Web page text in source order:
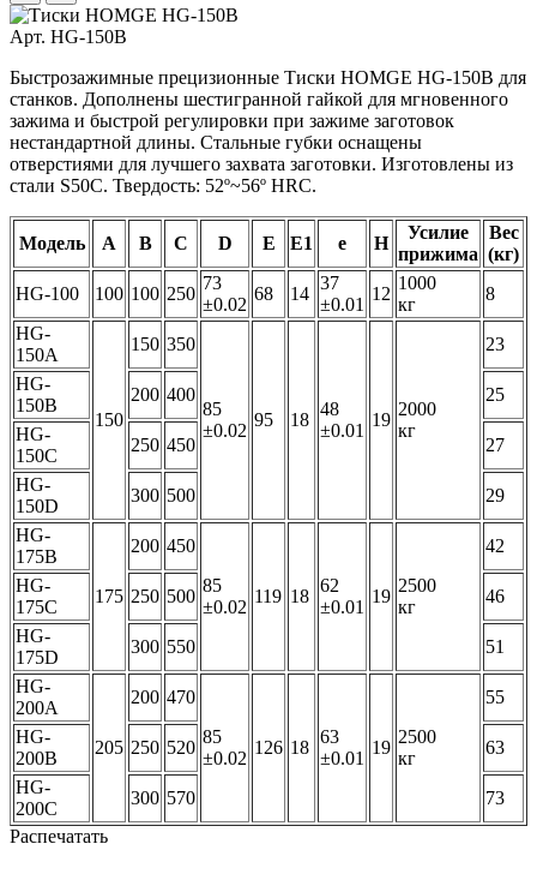
Арт. HG-150B
Быстрозажимные прецизионные Тиски HOMGE HG-150B для
станков. Дополнены шестигранной гайкой для мгновенного
зажима и быстрой регулировки при зажиме заготовок
нестандартной длины. Стальные губки оснащены
отверстиями для лучшего захвата заготовки. Изготовлены из
стали S50C. Твердость: 52º~56º HRC.
Модель A B C D E E1 e H
Усилие
прижима
Вес
(кг)
HG-100
100 100 250
73
±0.02
68 14
37
±0.01
12
1000
кг
8
HG-
150A
150
150 350
85
±0.02
95 18
48
±0.01
19
2000
кг
23
HG-
150B
200 400
25
HG-
150C
250 450
27
HG-
150D
300 500
29
HG-
175B
175
200 450
85
±0.02
119 18
62
±0.01
19
2500
кг
42
HG-
175C
250 500
46
HG-
175D
300 550
51
HG-
200A
205
200 470
85
±0.02
126 18
63
±0.01
19
2500
кг
55
HG-
200B
250 520
63
HG-
200C
300 570
73
Распечатать